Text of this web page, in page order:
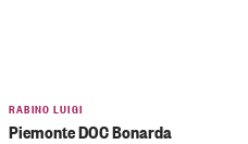
RABINO LUIGI
Piemonte DOC Bonarda